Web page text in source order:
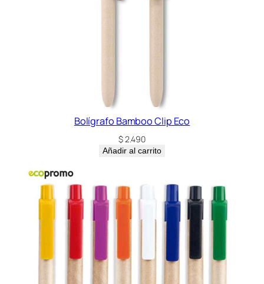
Bolígrafo Bamboo Clip Eco
$2.490
Añadir al carrito